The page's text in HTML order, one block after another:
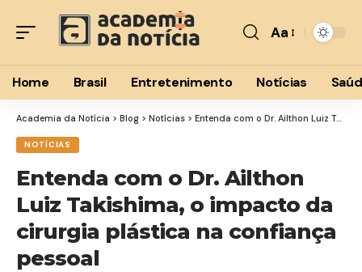
Font
Resizer
Aa
Home Brasil Entretenimento Notícias
Academia da Notícia > Blog > Notícias > Entenda com o Dr. Ailthon Luiz Takishima, o impacto da cirurgia plástica na confiança pessoal
NOTÍCIAS
Entenda com o Dr. Ailthon
Luiz Takishima, o impacto da
cirurgia plástica na confiança
pessoal